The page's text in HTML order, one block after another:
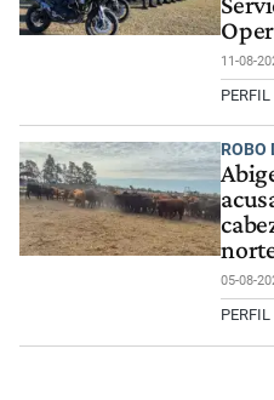
11-08-
ROBO
05-08-